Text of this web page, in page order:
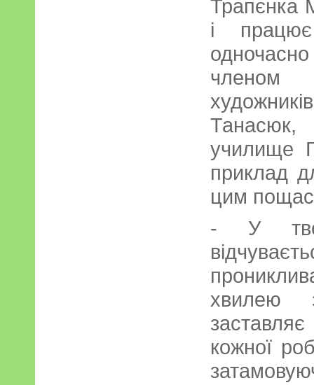
Трапєнка
і
членом
Танасюк,
училище
приклад
цим
- У
хвилею
кожної